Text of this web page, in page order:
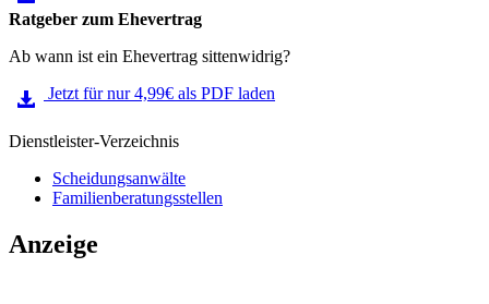
Ratgeber zum Ehevertrag
Ab wann ist ein Ehevertrag sittenwidrig?
Jetzt für nur 4,99€ als PDF laden
Dienstleister-Verzeichnis
Scheidungsanwälte
Familienberatungsstellen
Anzeige